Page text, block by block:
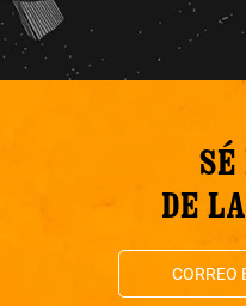
SÉ
DE